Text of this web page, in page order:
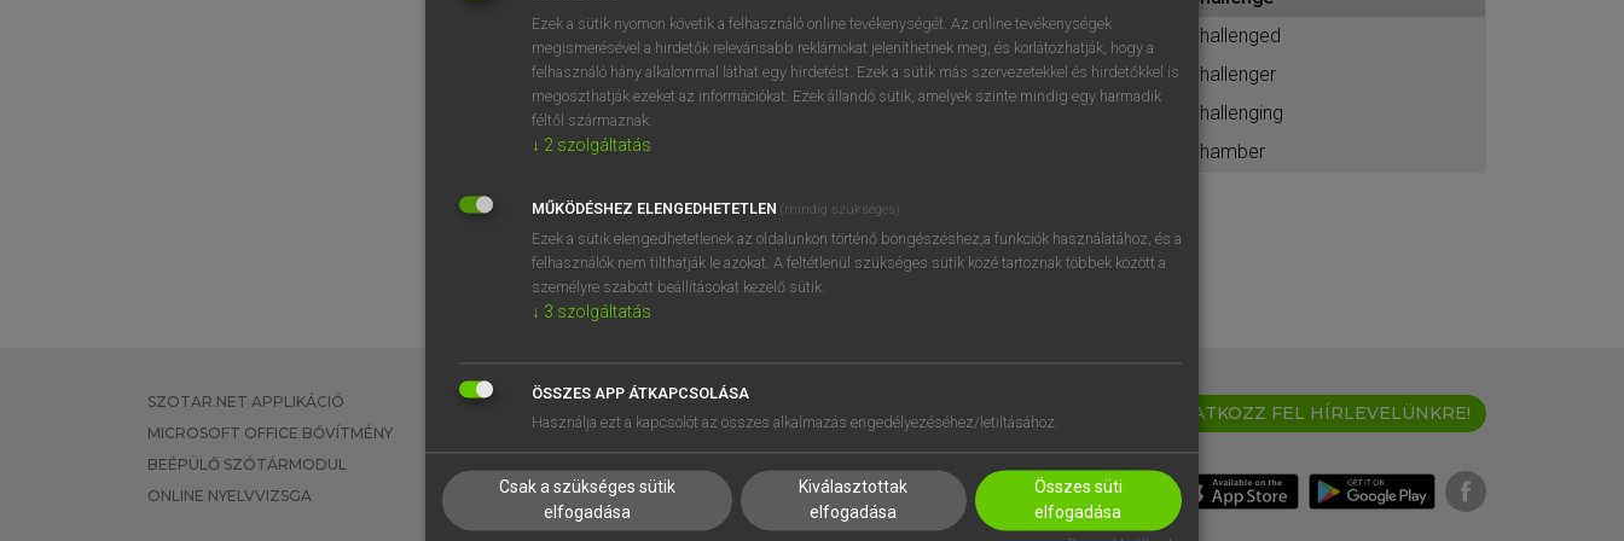
BELÉPÉS
próbaverziójának elindításához
regisztrálok ésbelépek.
REGISZTRÁCIÓ
challenged
challenger
challenging
chamber
SZOTAR.NET APPLIKÁCIÓ
MICROSOFT OFFICE BŐVÍTMÉNY
BEÉPÜLŐ SZÓTÁRMODUL
ONLINE NYELVVIZSGA
EGYÉNI FELHASZNÁLÓKNAK
TANULÓKNAK
VÁLLALATI MEGOLDÁSOK
SÚGÓ
RÓLUNK
SÜTI BEÁLLÍTÁSOK
IRATKOZZ FEL HÍRLEVELÜNKRE!
Ezek a sütik nyomon követik a felhasználó online tevékenységét. Az online tevékenységek
megismerésével a hirdetők relevánsabb reklámokat jeleníthetnek meg, és korlátozhatják, hogy a
felhasználó hány alkalommal láthat egy hirdetést. Ezek a sütik más szervezetekkel és hirdetőkkel is
megoszthatják ezeket az információkat. Ezek állandó sütik, amelyek szinte mindig egy harmadik
féltől származnak.
↓ 2 szolgáltatás
MŰKÖDÉSHEZ ELENGEDHETETLEN (mindig szükséges)
Ezek a sütik elengedhetetlenek az oldalunkon történő böngészéshez,a funkciók használatához, és a
felhasználók nem tilthatják le azokat. A feltétlenül szükséges sütik közé tartoznak többek között a
személyre szabott beállításokat kezelő sütik.
↓ 3 szolgáltatás
ÖSSZES APP ÁTKAPCSOLÁSA
Használja ezt a kapcsolót az összes alkalmazás engedélyezéséhez/letiltásához.
Csak a szükséges sütik
elfogadása
Kiválasztottak
elfogadása
Összes süti
elfogadása